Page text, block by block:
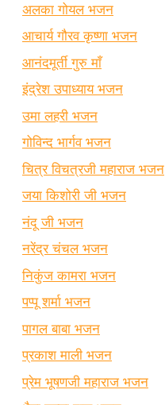
अलका गोयल भजन
आचार्य गौरव कृष्णा भजन
आनंदमूर्ती गुरु माँ
इंद्रेश उपाध्याय भजन
उमा लहरी भजन
गोविन्द भार्गव भजन
चित्र विचत्रजी महाराज भजन
जया किशोरी जी भजन
नंदू जी भजन
नरेंद्र चंचल भजन
निकुंज कामरा भजन
पप्पू शर्मा भजन
पागल बाबा भजन
प्रकाश माली भजन
प्रेम भूषणजी महाराज भजन